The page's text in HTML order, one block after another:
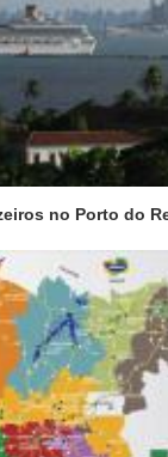
no Porto do